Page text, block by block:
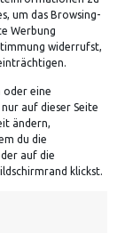
um das Browsing-
Werbung
widerrufst,
oder eine
auf dieser Seite
ändern,
du die
auf die
klickst.
Uhr